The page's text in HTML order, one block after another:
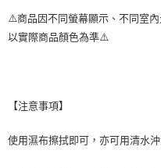
⚠️商品因不同螢幕顯示、不同室
以實際商品顏色為準⚠️
【注意事項】
使用濕布擦拭即可，亦可用清水